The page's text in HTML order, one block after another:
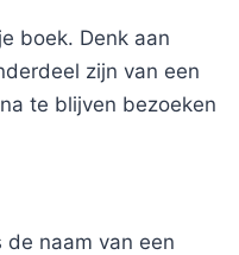
boek. Denk aan
zijn van een
te blijven bezoeken
naam van een